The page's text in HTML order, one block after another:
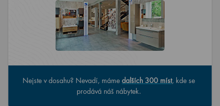
Nejste v dosahu? Nevadí, máme dalších 300 míst, kde se
prodává náš nábytek.